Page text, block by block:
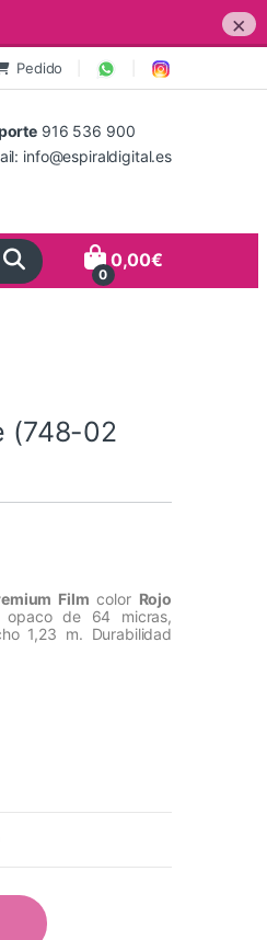
×
Pedido
916 536 900
info@espiraldigital.es
0
0,00€
(748-02
Film color Rojo
opaco de 64 micras,
1,23 m. Durabilidad
quantity